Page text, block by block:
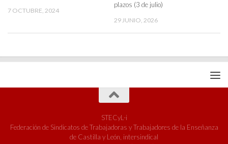
7 OCTUBRE, 2024
plazos (3 de julio)
29 JUNIO, 2026
STECyL-i
Federación de Sindicatos de Trabajadoras y Trabajadores de la Enseñanza
de Castilla y León, intersindical